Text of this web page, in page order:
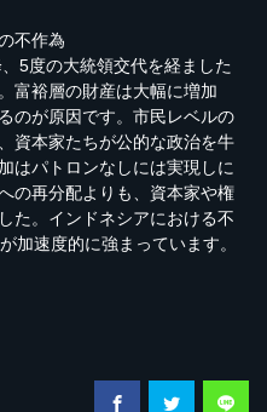
不作為
5度の大統領交代を経ました
富裕層の財産は大幅に増加
のが原因です。市民レベルの
資本家たちが公的な政治を牛
はパトロンなしには実現しに
の再分配よりも、資本家や権
た。インドネシアにおける不
加速度的に強まっています。